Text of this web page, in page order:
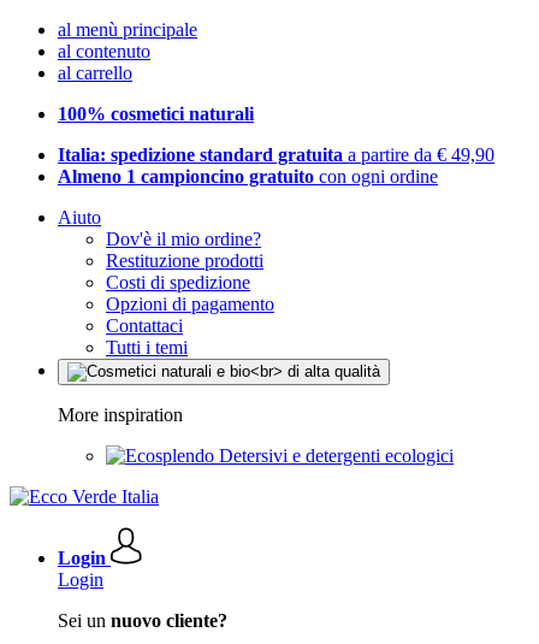
al menù principale
al contenuto
al carrello
100% cosmetici naturali
Italia: spedizione standard gratuita a partire da € 49,90
Almeno 1 campioncino gratuito con ogni ordine
Aiuto
Dov'è il mio ordine?
Restituzione prodotti
Costi di spedizione
Opzioni di pagamento
Contattaci
Tutti i temi
More inspiration
Detersivi e detergenti ecologici
Login
Login
Sei un nuovo cliente?